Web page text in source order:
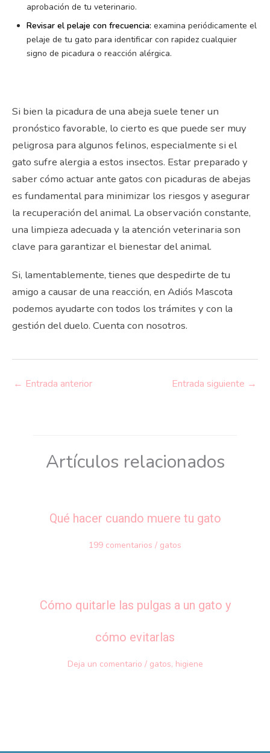
aprobación de tu veterinario.
Revisar el pelaje con frecuencia: examina periódicamente el
pelaje de tu gato para identificar con rapidez cualquier
signo de picadura o reacción alérgica.
Si bien la picadura de una abeja suele tener un
pronóstico favorable, lo cierto es que puede ser muy
peligrosa para algunos felinos, especialmente si el
gato sufre alergia a estos insectos. Estar preparado y
saber cómo actuar ante gatos con picaduras de abejas
es fundamental para minimizar los riesgos y asegurar
la recuperación del animal. La observación constante,
una limpieza adecuada y la atención veterinaria son
clave para garantizar el bienestar del animal.
Si, lamentablemente, tienes que despedirte de tu
amigo a causar de una reacción, en Adiós Mascota
podemos ayudarte con todos los trámites y con la
gestión del duelo. Cuenta con nosotros.
← Entrada anterior Entrada siguiente →
Artículos relacionados
Qué hacer cuando muere tu gato
199 comentarios / gatos
Cómo quitarle las pulgas a un gato y
cómo evitarlas
Deja un comentario / gatos, higiene